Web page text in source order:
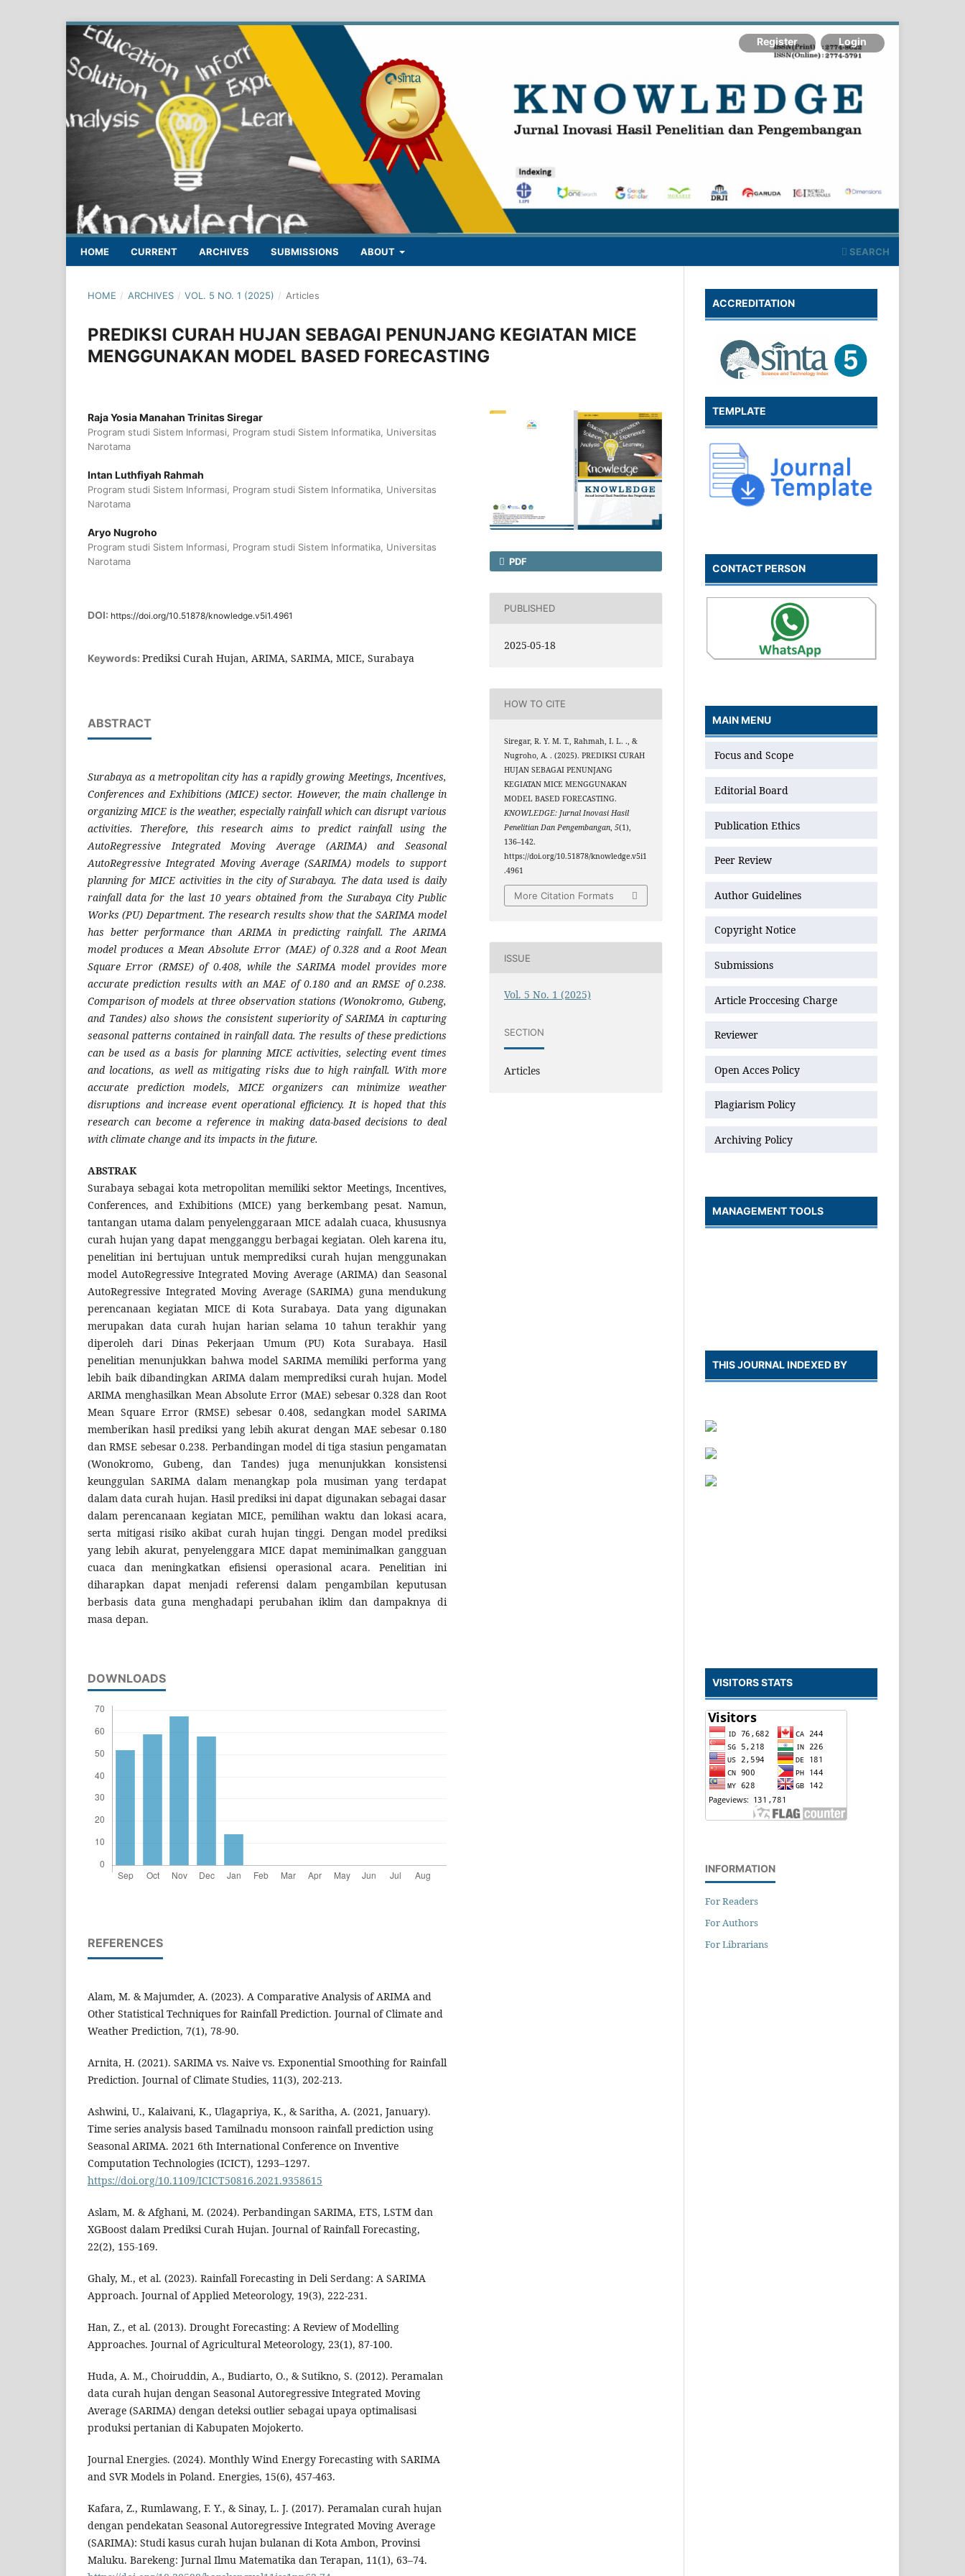
HOME CURRENT ARCHIVES SUBMISSIONS ABOUT SEARCH
Register Login
HOME / ARCHIVES / VOL. 5 NO. 1 (2025) / Articles
PREDIKSI CURAH HUJAN SEBAGAI PENUNJANG KEGIATAN MICE
MENGGUNAKAN MODEL BASED FORECASTING
Raja Yosia Manahan Trinitas Siregar
Program studi Sistem Informasi, Program studi Sistem Informatika, Universitas
Narotama
Intan Luthfiyah Rahmah
Program studi Sistem Informasi, Program studi Sistem Informatika, Universitas
Narotama
Aryo Nugroho
Program studi Sistem Informasi, Program studi Sistem Informatika, Universitas
Narotama
DOI: https://doi.org/10.51878/knowledge.v5i1.4961
Keywords: Prediksi Curah Hujan, ARIMA, SARIMA, MICE, Surabaya
ABSTRACT
Surabaya as a metropolitan city has a rapidly growing Meetings, Incentives,
Conferences and Exhibitions (MICE) sector. However, the main challenge in
organizing MICE is the weather, especially rainfall which can disrupt various
activities. Therefore, this research aims to predict rainfall using the
AutoRegressive Integrated Moving Average (ARIMA) and Seasonal
AutoRegressive Integrated Moving Average (SARIMA) models to support
planning for MICE activities in the city of Surabaya. The data used is daily
rainfall data for the last 10 years obtained from the Surabaya City Public
Works (PU) Department. The research results show that the SARIMA model
has better performance than ARIMA in predicting rainfall. The ARIMA
model produces a Mean Absolute Error (MAE) of 0.328 and a Root Mean
Square Error (RMSE) of 0.408, while the SARIMA model provides more
accurate prediction results with an MAE of 0.180 and an RMSE of 0.238.
Comparison of models at three observation stations (Wonokromo, Gubeng,
and Tandes) also shows the consistent superiority of SARIMA in capturing
seasonal patterns contained in rainfall data. The results of these predictions
can be used as a basis for planning MICE activities, selecting event times
and locations, as well as mitigating risks due to high rainfall. With more
accurate prediction models, MICE organizers can minimize weather
disruptions and increase event operational efficiency. It is hoped that this
research can become a reference in making data-based decisions to deal
with climate change and its impacts in the future.
ABSTRAK
Surabaya sebagai kota metropolitan memiliki sektor Meetings, Incentives,
Conferences, and Exhibitions (MICE) yang berkembang pesat. Namun,
tantangan utama dalam penyelenggaraan MICE adalah cuaca, khususnya
curah hujan yang dapat mengganggu berbagai kegiatan. Oleh karena itu,
penelitian ini bertujuan untuk memprediksi curah hujan menggunakan
model AutoRegressive Integrated Moving Average (ARIMA) dan Seasonal
AutoRegressive Integrated Moving Average (SARIMA) guna mendukung
perencanaan kegiatan MICE di Kota Surabaya. Data yang digunakan
merupakan data curah hujan harian selama 10 tahun terakhir yang
diperoleh dari Dinas Pekerjaan Umum (PU) Kota Surabaya. Hasil
penelitian menunjukkan bahwa model SARIMA memiliki performa yang
lebih baik dibandingkan ARIMA dalam memprediksi curah hujan. Model
ARIMA menghasilkan Mean Absolute Error (MAE) sebesar 0.328 dan Root
Mean Square Error (RMSE) sebesar 0.408, sedangkan model SARIMA
memberikan hasil prediksi yang lebih akurat dengan MAE sebesar 0.180
dan RMSE sebesar 0.238. Perbandingan model di tiga stasiun pengamatan
(Wonokromo, Gubeng, dan Tandes) juga menunjukkan konsistensi
keunggulan SARIMA dalam menangkap pola musiman yang terdapat
dalam data curah hujan. Hasil prediksi ini dapat digunakan sebagai dasar
dalam perencanaan kegiatan MICE, pemilihan waktu dan lokasi acara,
serta mitigasi risiko akibat curah hujan tinggi. Dengan model prediksi
yang lebih akurat, penyelenggara MICE dapat meminimalkan gangguan
cuaca dan meningkatkan efisiensi operasional acara. Penelitian ini
diharapkan dapat menjadi referensi dalam pengambilan keputusan
berbasis data guna menghadapi perubahan iklim dan dampaknya di
masa depan.
DOWNLOADS
REFERENCES
Alam, M. & Majumder, A. (2023). A Comparative Analysis of ARIMA and
Other Statistical Techniques for Rainfall Prediction. Journal of Climate and
Weather Prediction, 7(1), 78-90.
Arnita, H. (2021). SARIMA vs. Naive vs. Exponential Smoothing for Rainfall
Prediction. Journal of Climate Studies, 11(3), 202-213.
Ashwini, U., Kalaivani, K., Ulagapriya, K., & Saritha, A. (2021, January).
Time series analysis based Tamilnadu monsoon rainfall prediction using
Seasonal ARIMA. 2021 6th International Conference on Inventive
Computation Technologies (ICICT), 1293–1297.
https://doi.org/10.1109/ICICT50816.2021.9358615
Aslam, M. & Afghani, M. (2024). Perbandingan SARIMA, ETS, LSTM dan
XGBoost dalam Prediksi Curah Hujan. Journal of Rainfall Forecasting,
22(2), 155-169.
Ghaly, M., et al. (2023). Rainfall Forecasting in Deli Serdang: A SARIMA
Approach. Journal of Applied Meteorology, 19(3), 222-231.
Han, Z., et al. (2013). Drought Forecasting: A Review of Modelling
Approaches. Journal of Agricultural Meteorology, 23(1), 87-100.
Huda, A. M., Choiruddin, A., Budiarto, O., & Sutikno, S. (2012). Peramalan
data curah hujan dengan Seasonal Autoregressive Integrated Moving
Average (SARIMA) dengan deteksi outlier sebagai upaya optimalisasi
produksi pertanian di Kabupaten Mojokerto.
Journal Energies. (2024). Monthly Wind Energy Forecasting with SARIMA
and SVR Models in Poland. Energies, 15(6), 457-463.
Kafara, Z., Rumlawang, F. Y., & Sinay, L. J. (2017). Peramalan curah hujan
dengan pendekatan Seasonal Autoregressive Integrated Moving Average
(SARIMA): Studi kasus curah hujan bulanan di Kota Ambon, Provinsi
Maluku. Barekeng: Jurnal Ilmu Matematika dan Terapan, 11(1), 63–74.
PDF
PUBLISHED
2025-05-18
HOW TO CITE
Siregar, R. Y. M. T., Rahmah, I. L. ., &
Nugroho, A. . (2025). PREDIKSI CURAH
HUJAN SEBAGAI PENUNJANG
KEGIATAN MICE MENGGUNAKAN
MODEL BASED FORECASTING.
KNOWLEDGE: Jurnal Inovasi Hasil
Penelitian Dan Pengembangan ,5(1),
136–142.
https://doi.org/10.51878/knowledge.v5i1
.4961
More Citation Formats
ISSUE
Vol. 5 No. 1 (2025)
SECTION
Articles
ACCREDITATION
TEMPLATE
CONTACT PERSON
MAIN MENU
Focus and Scope
Editorial Board
Publication Ethics
Peer Review
Author Guidelines
Copyright Notice
Submissions
Article Proccesing Charge
Reviewer
Open Acces Policy
Plagiarism Policy
Archiving Policy
MANAGEMENT TOOLS
THIS JOURNAL INDEXED BY
VISITORS STATS
INFORMATION
For Readers
For Authors
For Librarians